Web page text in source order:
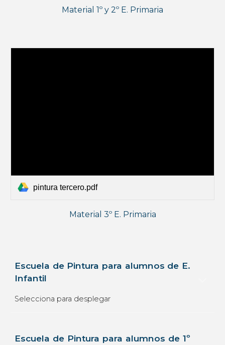
Material 1º y 2º E. Primaria
pintura tercero.pdf
Material 3º E. Primaria
Escuela de Pintura para alumnos de E.
Infantil
Selecciona para desplegar
Escuela de Pintura para alumnos de 1º